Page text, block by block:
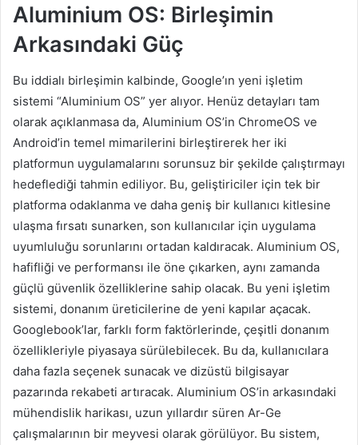
Aluminium OS: Birleşimin
Arkasındaki Güç
Bu iddialı birleşimin kalbinde, Google’ın yeni işletim
sistemi “Aluminium OS” yer alıyor. Henüz detayları tam
olarak açıklanmasa da, Aluminium OS’in ChromeOS ve
Android’in temel mimarilerini birleştirerek her iki
platformun uygulamalarını sorunsuz bir şekilde çalıştırmayı
hedeflediği tahmin ediliyor. Bu, geliştiriciler için tek bir
platforma odaklanma ve daha geniş bir kullanıcı kitlesine
ulaşma fırsatı sunarken, son kullanıcılar için uygulama
uyumluluğu sorunlarını ortadan kaldıracak. Aluminium OS,
hafifliği ve performansı ile öne çıkarken, aynı zamanda
güçlü güvenlik özelliklerine sahip olacak. Bu yeni işletim
sistemi, donanım üreticilerine de yeni kapılar açacak.
Googlebook’lar, farklı form faktörlerinde, çeşitli donanım
özellikleriyle piyasaya sürülebilecek. Bu da, kullanıcılara
daha fazla seçenek sunacak ve dizüstü bilgisayar
pazarında rekabeti artıracak. Aluminium OS’in arkasındaki
mühendislik harikası, uzun yıllardır süren Ar-Ge
çalışmalarının bir meyvesi olarak görülüyor. Bu sistem,